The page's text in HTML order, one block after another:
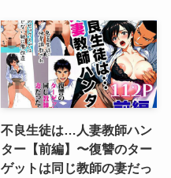
不良生徒は…人妻教師ハン
ター【前編】〜復讐のター
ゲットは同じ教師の妻だっ